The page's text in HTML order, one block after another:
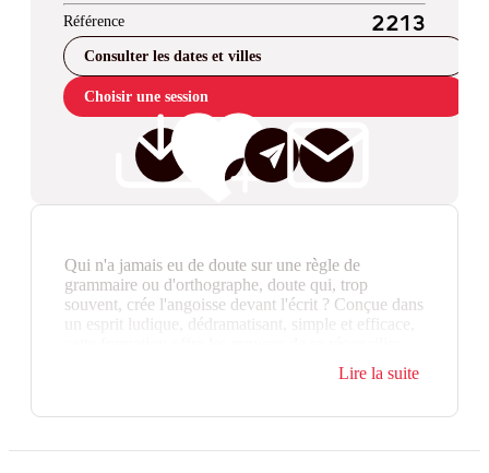
Référence 2213
Consulter les dates et villes
Choisir une session
Qui n'a jamais eu de doute sur une règle de
grammaire ou d'orthographe, doute qui, trop
souvent, crée l'angoisse devant l'écrit ? Conçue dans
un esprit ludique, dédramatisant, simple et efficace,
avec l'orthographe et la grammaire pour améliorer
La formation propose de revoir vos bases
Lire la suite